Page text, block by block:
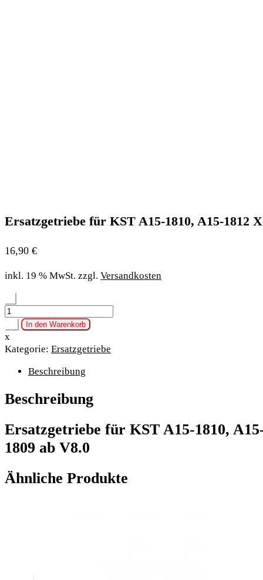
Ersatzgetriebe für KST A15-1810, A15-1812
16,90 €
inkl. 19 % MwSt. zzgl. Versandkosten
Ersatzgetriebe
KST
A15-
A15-
X15-
V8.0
Menge
In den Warenkorb
x
Kategorie: Ersatzgetriebe
Beschreibung
Beschreibung
Ersatzgetriebe für KST A15-1810,
1809 ab V8.0
Ähnliche Produkte